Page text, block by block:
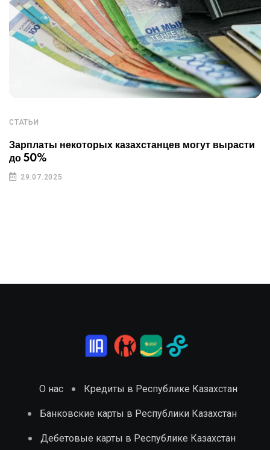
СТАТЬИ
Зарплаты некоторых казахстанцев могут вырасти
до 50%
29.07.2025
О нас Кредиты в Республике Казахстан
Банковские карты в Республики Казахстан
Дебетовые карты в Республике Казахстан